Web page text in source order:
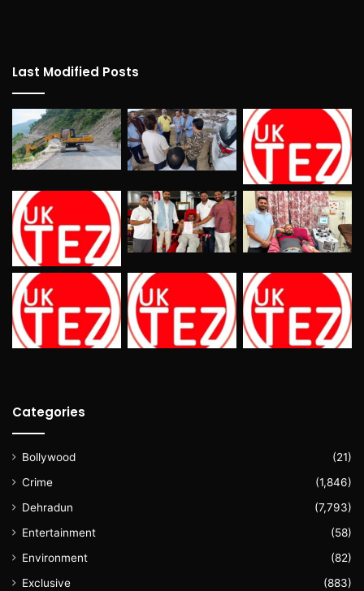
Last Modified Posts
Categories
Bollywood
(21)
Crime
(1,846)
Dehradun
(7,793)
Entertainment
(58)
Environment
(82)
Exclusive
(883)